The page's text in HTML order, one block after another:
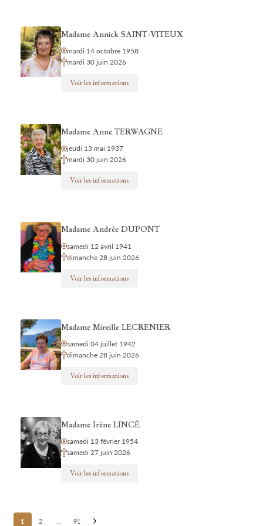
Madame Annick SAINT-VITEUX
mardi 14 octobre 1958
mardi 30 juin 2026
Voir les informations
Madame Anne TERWAGNE
jeudi 13 mai 1937
mardi 30 juin 2026
Voir les informations
Madame Andrée DUPONT
samedi 12 avril 1941
dimanche 28 juin 2026
Voir les informations
Madame Mireille LECRENIER
samedi 04 juillet 1942
dimanche 28 juin 2026
Voir les informations
Madame Irène LINCÉ
samedi 13 février 1954
samedi 27 juin 2026
Voir les informations
Posts
1 2 91